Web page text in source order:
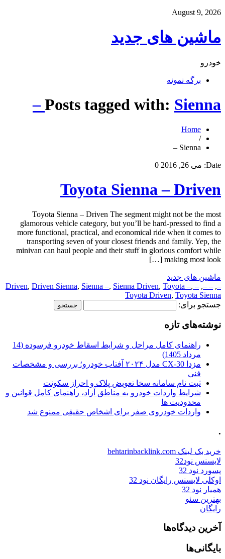
August 9, 2026
ماشین های جدید
خودرو
برگه نمونه
Posts tagged with: Sienna –
Home
/
Sienna –
Date: می 26, 2016 0
Toyota Sienna – Driven
Toyota Sienna – Driven The segment might not be the most
glamorous vehicle category, but you’ll be hard-pressed to find a
more functional, practical, and economical ride when it comes to
transporting seven of your closest friends and family. Yep, the
minivan can haul people and their stuff in glorious comfort while
making most look […]
ماشین های جدید
–
,
– –
,
– Driven
, Driven Sienna, Sienna –, Sienna Driven, Toyota –,
Toyota Driven, Toyota Sienna
جستجو برای:
نوشته‌های تازه
راهنمای کامل مراحل و شرایط اسقاط خودرو فرسوده (14
مرداد 1405)
مزدا CX-30 مدل ۲۰۲۴ آفتاب خودرو؛ بررسی و مشخصات
فنی
ثبت نام سامانه سخا تعویض پلاک و احراز سکونت
شرایط واردات خودرو به مناطق آزاد، راهنمای کامل قوانین و
محدودیت ها
واردات خودروی صفر برای اشخاص حقیقی ممنوع شد
.
خرید بک لینک behtarinbacklink.com
لایسنس نود32
پسورد نود 32
اوکلی لایسنس رایگان نود 32
همیار نود 32
بهترین سئو
رایگان
آخرین دیدگاه‌ها
بایگانی‌ها